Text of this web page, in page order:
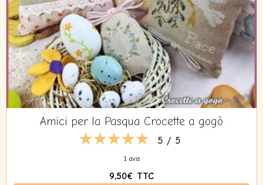
Amici per la Pasqua Crocette a gogò
5 / 5
1 avis
9,50€ TTC